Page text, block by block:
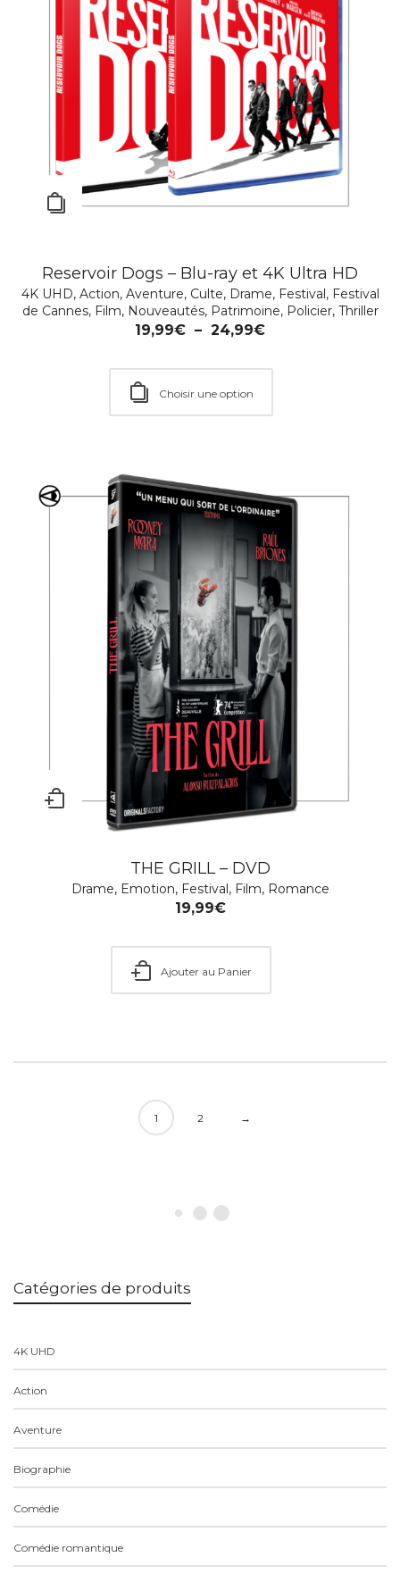
Reservoir Dogs – Blu-ray et 4K Ultra HD
4K UHD, Action, Aventure, Culte, Drame, Festival, Festival
de Cannes, Film, Nouveautés, Patrimoine, Policier, Thriller
19,99€ – 24,99€
Choisir une option
THE GRILL – DVD
Drame, Emotion, Festival, Film, Romance
19,99€
Ajouter au Panier
1 2 →
Catégories de produits
4K UHD
Action
Aventure
Biographie
Comédie
Comédie romantique